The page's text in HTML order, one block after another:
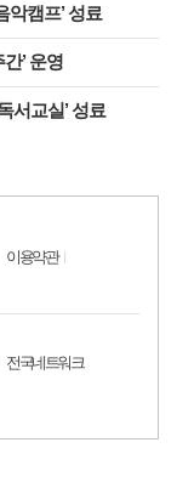
악캠프’ 성료
’ 운영
서교실’ 성료
이용약관
전국네트워크